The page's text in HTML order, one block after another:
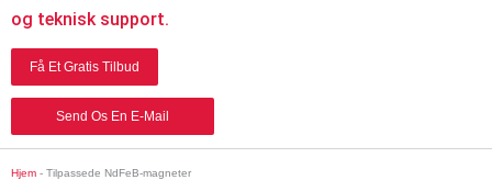
og teknisk support.
Få Et Gratis Tilbud
Send Os En E-Mail
Hjem - Tilpassede NdFeB-magneter